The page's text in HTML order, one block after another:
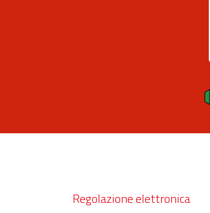
Regolazione elettronica